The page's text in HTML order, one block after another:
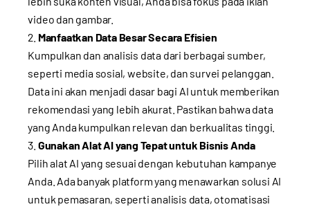
video dan gambar.
Manfaatkan Data Besar Secara Efisien
Kumpulkan dan analisis data dari berbagai sumber,
seperti media sosial, website, dan survei pelanggan.
Data ini akan menjadi dasar bagi AI untuk memberikan
rekomendasi yang lebih akurat. Pastikan bahwa data
yang Anda kumpulkan relevan dan berkualitas tinggi.
Gunakan Alat AI yang Tepat untuk Bisnis Anda
Pilih alat AI yang sesuai dengan kebutuhan kampanye
Anda. Ada banyak platform yang menawarkan solusi AI
untuk pemasaran, seperti analisis data, otomatisasi